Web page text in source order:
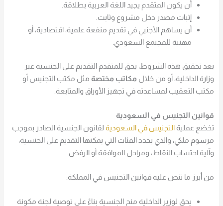
أن يكون المتقدم يجيد اللغة العربية بطلاقة.
إثبات مصدر دخل مشروع وثابت.
أن يساهم الأجنبي في تقديم منفعة علمية، اقتصادية، أو
مهنية للمجتمع السعودي.
بعد تحقيق هذه الشروط، يحق للمتقدم التقديم على الجنسية عبر
وزارة الداخلية، أو من خلال مكاتب مختصة مثل مكتب التجنيس أو
مكتب التعقيب لمساعدته في تجهيز الأوراق والمتابعة.
قوانين التجنيس في السعودية
تخضع عملية التجنيس في السعودية لقانون الجنسية الصادر بموجب
مرسوم ملكي، والذي يحدد الفئات التي يمكنها التقديم على الجنسية،
وآلية احتساب النقاط، ومراحل الموافقة أو الرفض.
من أبرز ما تنص عليه قوانين التجنيس في المملكة:
يحق لوزير الداخلية منح الجنسية بناءً على توصية لجنة مكونة